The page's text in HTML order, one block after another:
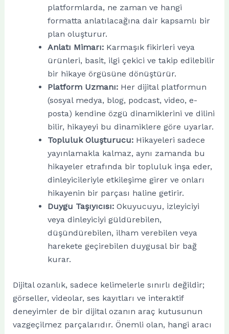
platformlarda, ne zaman ve hangi
formatta anlatılacağına dair kapsamlı bir
plan oluşturur.
Anlatı Mimarı:Karmaşık fikirleri veya
ürünleri, basit, ilgi çekici ve takip edilebilir
bir hikaye örgüsüne dönüştürür.
Platform Uzmanı:Her dijital platformun
(sosyal medya, blog, podcast, video, e-
posta) kendine özgü dinamiklerini ve dilini
bilir, hikayeyi bu dinamiklere göre uyarlar.
Topluluk Oluşturucu:Hikayeleri sadece
yayınlamakla kalmaz, aynı zamanda bu
hikayeler etrafında bir topluluk inşa eder,
dinleyicileriyle etkileşime girer ve onları
hikayenin bir parçası haline getirir.
Duygu Taşıyıcısı:Okuyucuyu, izleyiciyi
veya dinleyiciyi güldürebilen,
düşündürebilen, ilham verebilen veya
harekete geçirebilen duygusal bir bağ
kurar.
Dijital ozanlık, sadece kelimelerle sınırlı değildir;
görseller, videolar, ses kayıtları ve interaktif
deneyimler de bir dijital ozanın araç kutusunun
vazgeçilmez parçalarıdır. Önemli olan, hangi aracı